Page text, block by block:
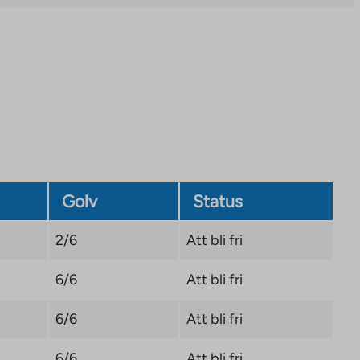
Golv Status
2/6 Att bli fri
6/6 Att bli fri
6/6 Att bli fri